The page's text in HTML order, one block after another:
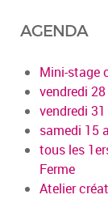
AGENDA
Mini-stage
vendredi
vendredi
samedi 15
tous les
Ferme
Atelier